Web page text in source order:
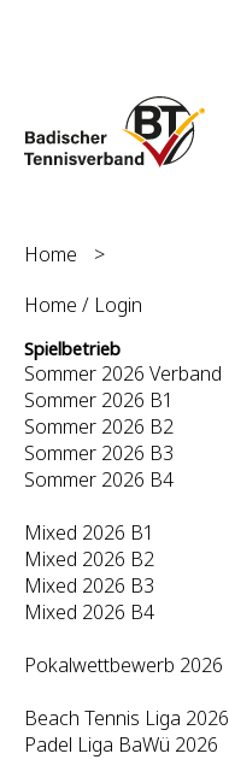
Home
>
Home / Login
Spielbetrieb
Sommer 2026 Verband
Sommer 2026 B1
Sommer 2026 B2
Sommer 2026 B3
Sommer 2026 B4
Mixed 2026 B1
Mixed 2026 B2
Mixed 2026 B3
Mixed 2026 B4
Pokalwettbewerb 2026
Beach Tennis Liga 2026
Padel Liga BaWü 2026